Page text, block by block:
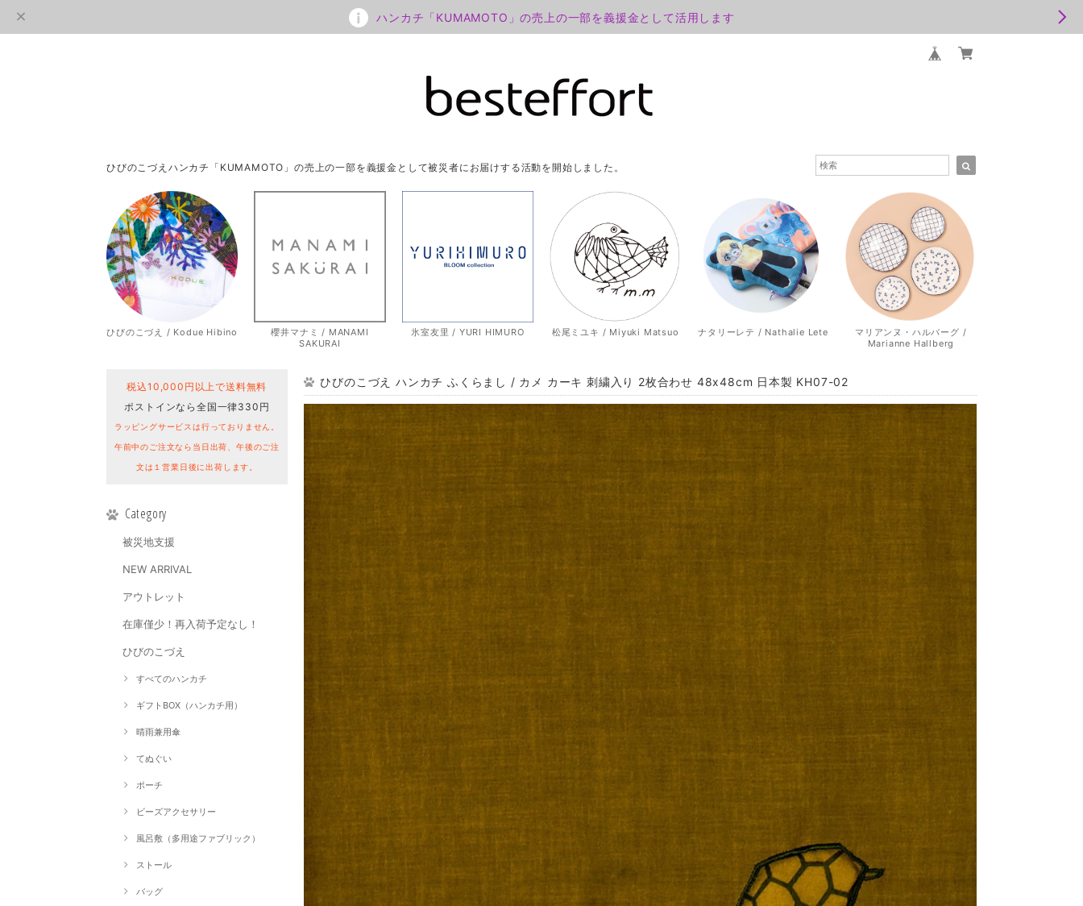
ハンカチ「KUMAMOTO」の売上の一部を義援金として活用します
ひびのこづえハンカチ「KUMAMOTO」の売上の一部を義援金として被災者にお届けする活動を開始しました。
ひびのこづえ / Kodue Hibino
櫻井マナミ / MANAMI
SAKURAI
氷室友里 / YURI HIMURO 松尾ミユキ / Miyuki Matsuo ナタリーレテ / Nathalie Lete
マリアンヌ・ハルバーグ /
Marianne Hallberg
税込10,000円以上で送料無料
ポストインなら全国一律330円
ラッピングサービスは行っておりません。
午前中のご注文なら当日出荷、午後のご注
文は１営業日後に出荷します。
Category
被災地支援
NEW ARRIVAL
アウトレット
在庫僅少！再入荷予定なし！
ひびのこづえ
すべてのハンカチ
ギフトBOX（ハンカチ用）
晴雨兼用傘
てぬぐい
ポーチ
ビーズアクセサリー
風呂敷（多用途ファブリック）
ストール
バッグ
ひびのこづえ ハンカチ ふくらまし / カメ カーキ 刺繍入り 2枚合わせ 48x48cm 日本製 KH07-02